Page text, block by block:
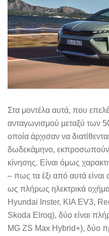
Στα μοντέλα αυτά, που
ανταγωνισμού μεταξύ των
οποία άρχισαν να
δωδεκάμηνο,
κίνησης. Είναι όμως
– πως τα έξι από αυτά είναι
ως πλήρως ηλεκτρικά
Hyundai Inster, KIA EV3,
Skoda Elroq), δύο είναι
MG ZS Max Hybrid+), δύο